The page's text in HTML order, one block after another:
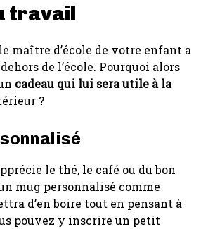
travail
maître d’école de votre enfant a
de l’école. Pourquoi alors
cadeau qui lui sera utile à la
?
le thé, le café ou du bon
mug personnalisé comme
d’en boire tout en pensant à
pouvez y inscrire un petit